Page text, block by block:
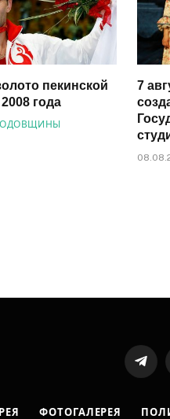
пекинской
года
7
ФОТОГАЛЕРЕЯ